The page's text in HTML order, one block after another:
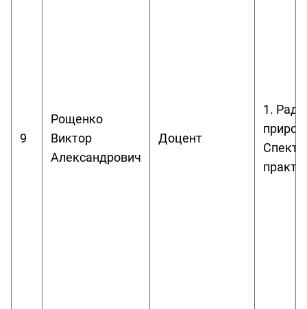
9
Рощенко
Виктор
Александрович
Доцент
1.